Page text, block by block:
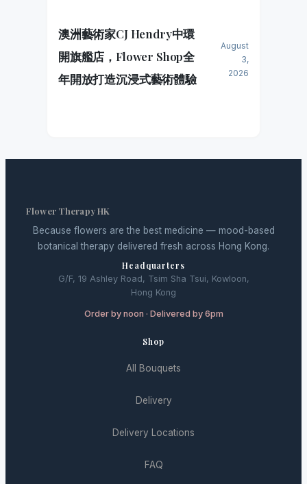
澳洲藝術家CJ Hendry中環
開旗艦店，Flower Shop全
年開放打造沉浸式藝術體驗
August
3,
2026
Flower Therapy HK
Because flowers are the best medicine — mood-based
botanical therapy delivered fresh across Hong Kong.
Headquarters
G/F, 19 Ashley Road, Tsim Sha Tsui, Kowloon,
Hong Kong
Order by noon · Delivered by 6pm
Shop
All Bouquets
Delivery
Delivery Locations
FAQ